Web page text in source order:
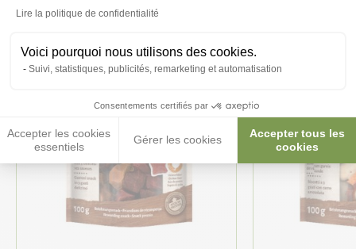
Lire la politique de confidentialité
Voici pourquoi nous utilisons des cookies.
Suivi, statistiques, publicités, remarketing et automatisation
Consentements certifiés par
Accepter les cookies
essentiels
Gérer les cookies
Accepter tous les
cookies